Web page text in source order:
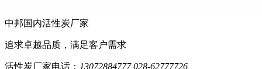
中邦国内活性炭厂家
追求卓越品质，满足客户需求
活性炭厂家电话： 13072884777 028-62777726